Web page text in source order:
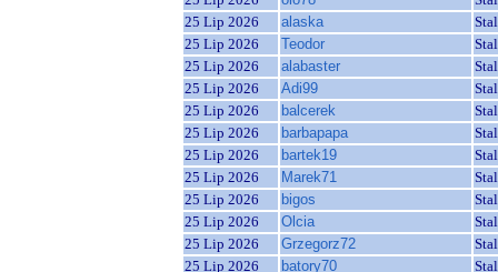
25 Lip 2026
alaska
25 Lip 2026
Teodor
25 Lip 2026
alabaster
25 Lip 2026
Adi99
25 Lip 2026
balcerek
25 Lip 2026
barbapapa
25 Lip 2026
bartek19
25 Lip 2026
Marek71
25 Lip 2026
bigos
25 Lip 2026
Olcia
25 Lip 2026
Grzegorz72
25 Lip 2026
batory70